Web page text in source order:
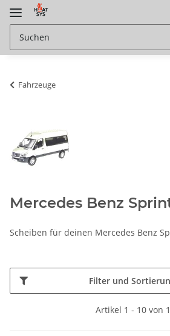
Fahrzeuge
Mercedes Benz
Scheiben für deinen Mercedes Benz
Filter und
Artikel 1 - 10 von